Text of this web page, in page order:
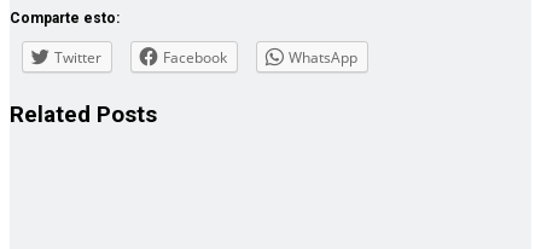
Comparte esto:
Twitter Facebook WhatsApp
Related Posts